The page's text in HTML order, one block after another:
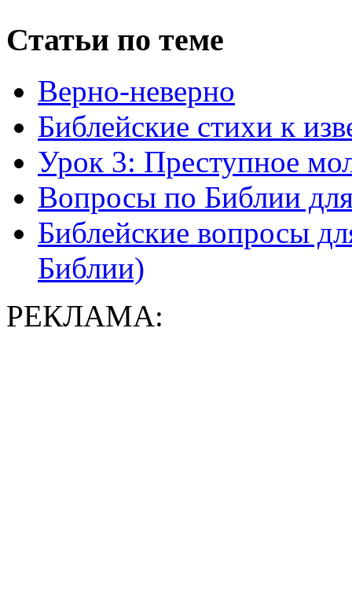
Статьи по теме
Верно-неверно
Библейские стихи к
Урок 3: Преступное
Вопросы по Библии
Библейские вопросы
Библии)
РЕКЛАМА: